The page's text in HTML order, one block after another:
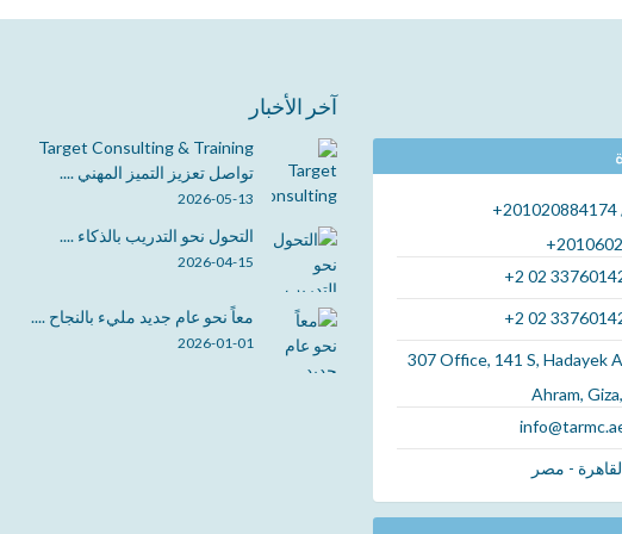
+201020884174
+2 02
+2 02
307 Office, 141 S, Hadayek
Ahram,
- مصر
آخر الأخبار
Target Consulting & Training
تواصل تعزيز التميز المهني ....
2026-05-13
التحول نحو التدريب بالذكاء ....
2026-04-15
معاً نحو عام جديد مليء بالنجاح ....
2026-01-01
السيد/ الأمين
الحساني
مركز تارجت للاستشارات والتدريب
السيد/ الطيب رمضان
بيئة الدراسة مهيئة بصورة جيدة
والقائمين على أمر هذه الدورة، في
تنظيم وإعداد وسكن بما لا يختلف عليه ....
اقرأ المزيد
أبو
العلمية -
من قبل
وتجاوب ....